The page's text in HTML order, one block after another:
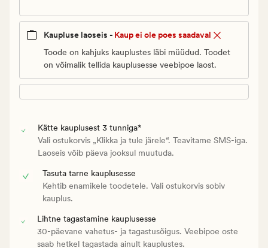
€
Kaupluse laoseis - Kaup ei ole poes saadaval
Toode on kahjuks kauplustes läbi müüdud. Toodet
on võimalik tellida kauplusesse veebipoe laost.
Kätte kauplusest 3 tunniga*
Vali ostukorvis „Klikka ja tule järele“. Teavitame SMS-iga.
Laoseis võib päeva jooksul muutuda.
Tasuta tarne kauplusesse
Kehtib enamikele toodetele. Vali ostukorvis sobiv
kauplus.
Lihtne tagastamine kauplusesse
30-päevane vahetus- ja tagastusõigus. Veebipoe oste
saab hetkel tagastada ainult kauplustes.